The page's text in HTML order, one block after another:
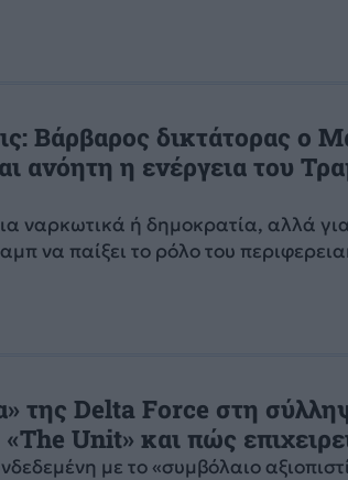
Βάρβαρος δικτάτορας ο
ανόητη η ενέργεια του
ναρκωτικά ή δημοκρατία, αλλά
να παίξει το ρόλο του
της Delta Force στη
«The Unit» και πώς
με το «συμβόλαιο